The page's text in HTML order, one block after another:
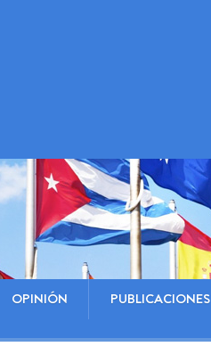
OPINIÓN PUBLICACIONES